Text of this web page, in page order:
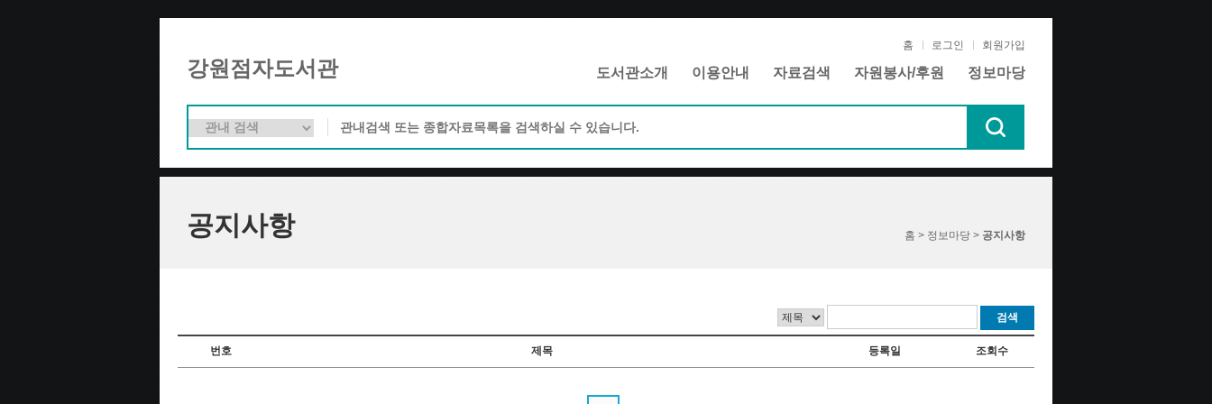
강원점자도서관
홈 로그인 회원가입
도서관소개 이용안내 자료검색 자원봉사/후원 정보마당
공지사항 홈 > 정보마당 > 공지사항
검색
번호 제목 등록일 조회수